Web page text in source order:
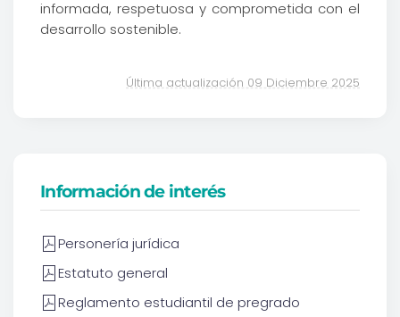
informada, respetuosa y comprometida con el
desarrollo sostenible.
Última actualización 09 Diciembre 2025
Información de interés
Personería jurídica
Estatuto general
Reglamento estudiantil de pregrado